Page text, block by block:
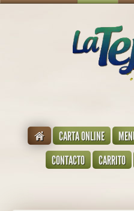
CARTA ONLINE
CONTACTO
CARRITO